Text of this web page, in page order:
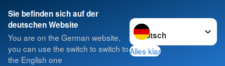
Sie befinden sich auf der
deutschen Website
You are on the German website,
you can use the switch to switch to
the English one
Sprache wechseln zu
Alles klar